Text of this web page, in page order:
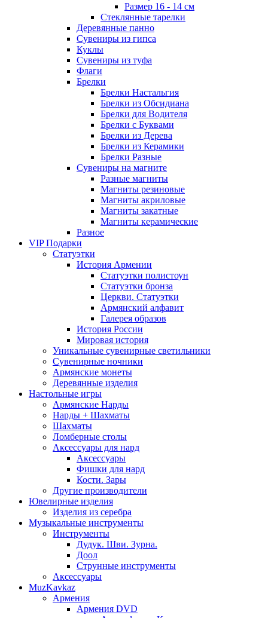
Размер 16 - 14 см
Стеклянные тарелки
Деревянные панно
Сувениры из гипса
Куклы
Сувениры из туфа
Флаги
Брелки
Брелки Настальгия
Брелки из Обсидиана
Брелки для Водителя
Брелки с Буквами
Брелки из Дерева
Брелки из Керамики
Брелки Разные
Сувениры на магните
Разные магниты
Магниты резиновые
Магниты акриловые
Магниты закатные
Магниты керамические
Разное
VIP Подарки
Статуэтки
История Армении
Статуэтки полистоун
Статуэтки бронза
Церкви. Статуэтки
Армянский алфавит
Галерея образов
История России
Мировая история
Уникальные сувенирные светильники
Сувенирные ночники
Армянские монеты
Деревянные изделия
Настольные игры
Армянские Нарды
Нарды + Шахматы
Шахматы
Ломберные столы
Аксессуары для нард
Аксессуары
Фишки для нард
Кости. Зары
Другие производители
Ювелирные изделия
Изделия из серебра
Музыкальные инструменты
Инструменты
Дудук. Шви. Зурна.
Доол
Струнные инструменты
Аксессуары
MuzKavkaz
Армения
Армения DVD